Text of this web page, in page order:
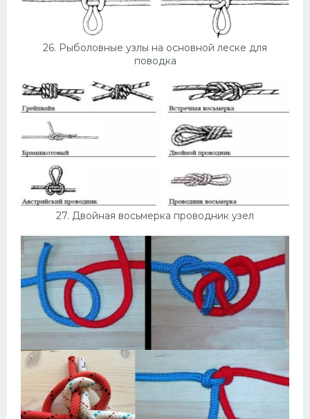
26. Рыболовные узлы на основной леске для
поводка
27. Двойная восьмерка проводник узел